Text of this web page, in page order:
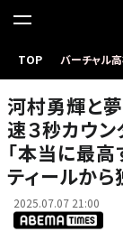
TOP バーチャル
当に最高すぎん？」ハー
河村勇輝と
速３秒カウン
「本当に最
ティールから
2025.07.07 21:00